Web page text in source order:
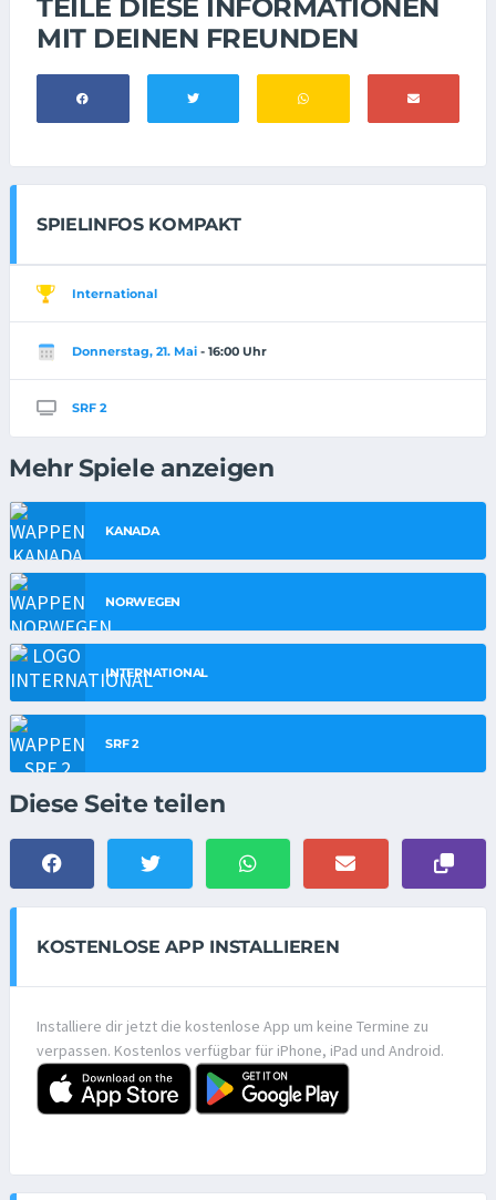
TEILE DIESE INFORMATIONEN
MIT DEINEN FREUNDEN
SPIELINFOS KOMPAKT
International
Donnerstag, 21. Mai - 16:00 Uhr
SRF 2
Mehr Spiele anzeigen
KANADA
NORWEGEN
INTERNATIONAL
SRF 2
Diese Seite teilen
KOSTENLOSE APP INSTALLIEREN
Installiere dir jetzt die kostenlose App um keine Termine zu
verpassen. Kostenlos verfügbar für iPhone, iPad und Android.